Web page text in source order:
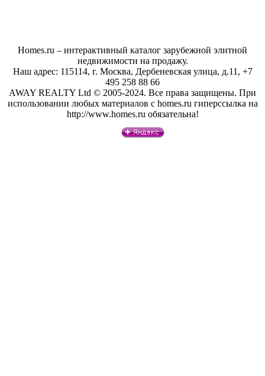
Homes.ru – интерактивный каталог зарубежной элитной
недвижимости на продажу.
Наш адрес: 115114, г. Москва, Дербеневская улица, д.11, +7
495 258 88 66
AWAY REALTY Ltd © 2005-2024. Все права защищены. При
использовании любых материалов с homes.ru гиперссылка на
http://www.homes.ru обязательна!